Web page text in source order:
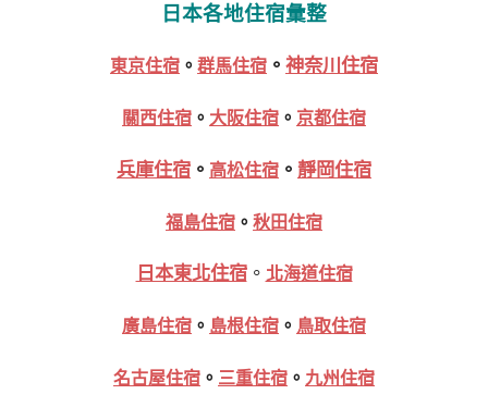
日本各地住宿彙整
東京住宿 。 群馬住宿 。 神奈川住宿
關西住宿 。 大阪住宿 。 京都住宿
兵庫住宿 。 高松住宿 。 靜岡住宿
福島住宿 。 秋田住宿
日本東北住宿。 北海道住宿
廣島住宿 。 島根住宿 。 鳥取住宿
名古屋住宿 。 三重住宿 。 九州住宿